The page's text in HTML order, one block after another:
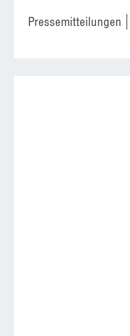
Pressemitteilungen